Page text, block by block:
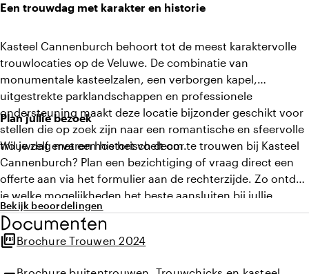
Een trouwdag met karakter en historie
Kasteel Cannenburch behoort tot de meest karaktervolle
trouwlocaties op de Veluwe. De combinatie van
monumentale kasteelzalen, een verborgen kapel,
uitgestrekte parklandschappen en professionele
ondersteuning maakt deze locatie bijzonder geschikt voor
stellen die op zoek zijn naar een romantische en sfeervolle
trouwdag met een historisch decor.
Plan jullie bezoek
Wil je zelf ervaren hoe het voelt om te trouwen bij Kasteel
Cannenburch? Plan een bezichtiging of vraag direct een
offerte aan via het formulier aan de rechterzijde. Zo ontdek
je welke mogelijkheden het beste aansluiten bij jullie
wensen voor de grote dag.
Bekijk beoordelingen
Documenten
picture_as_pdfBrochure Trouwen 2024